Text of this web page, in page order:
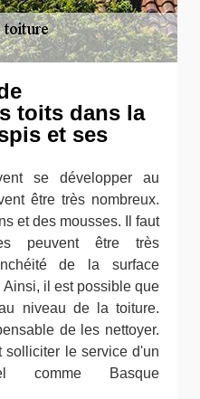
toits dans la
et ses
se développer au
être très nombreux.
et des mousses. Il faut
peuvent être très
de la surface
il est possible que
niveau de la toiture.
de les nettoyer.
solliciter le service d'un
comme Basque